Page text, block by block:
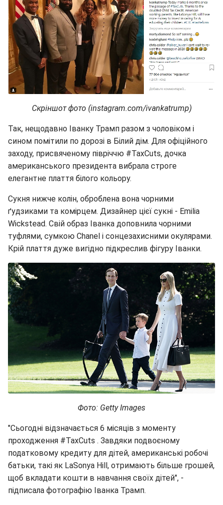
Скріншот фото (instagram.com/ivankatrump)
Так, нещодавно Іванку Трамп разом з чоловіком і
сином помітили по дорозі в Білий дім. Для офіційного
заходу, присвяченому півріччю #TaxCuts, дочка
американського президента вибрала строге
елегантне плаття білого кольору.
Сукня нижче колін, оброблена вона чорними
ґудзиками та комірцем. Дизайнер цієї сукні - Emilia
Wickstead. Свій образ Іванка доповнила чорними
туфлями, сумкою Chanel і сонцезахисними окулярами.
Крій плаття дуже вигідно підкреслив фігуру Іванки.
Фото: Getty Images
"Сьогодні відзначається 6 місяців з моменту
проходження #TaxCuts . Завдяки подвоєному
податковому кредиту для дітей, американські робочі
батьки, такі як LaSonya Hill, отримають більше грошей,
щоб вкладати кошти в навчання своїх дітей", -
підписала фотографію Іванка Трамп.